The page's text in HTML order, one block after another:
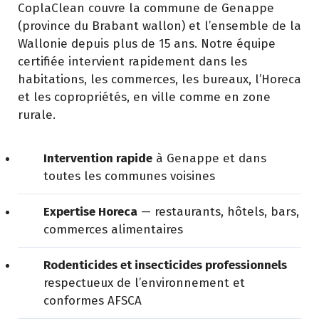
CoplaClean couvre la commune de Genappe
(province du Brabant wallon) et l’ensemble de la
Wallonie depuis plus de 15 ans. Notre équipe
certifiée intervient rapidement dans les
habitations, les commerces, les bureaux, l’Horeca
et les copropriétés, en ville comme en zone
rurale.
Intervention rapide à Genappe et dans
toutes les communes voisines
Expertise Horeca — restaurants, hôtels, bars,
commerces alimentaires
Rodenticides et insecticides professionnels
respectueux de l’environnement et
conformes AFSCA